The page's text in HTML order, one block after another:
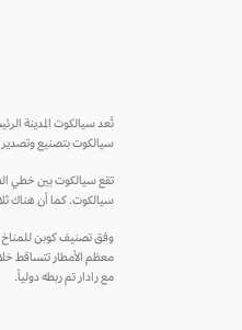
سيالكوت بتصنيع وتصدير
سيالكوت. كما أن هناك
معظم الأمطار تتساقط
مع رادار تم ربطه دولياً.